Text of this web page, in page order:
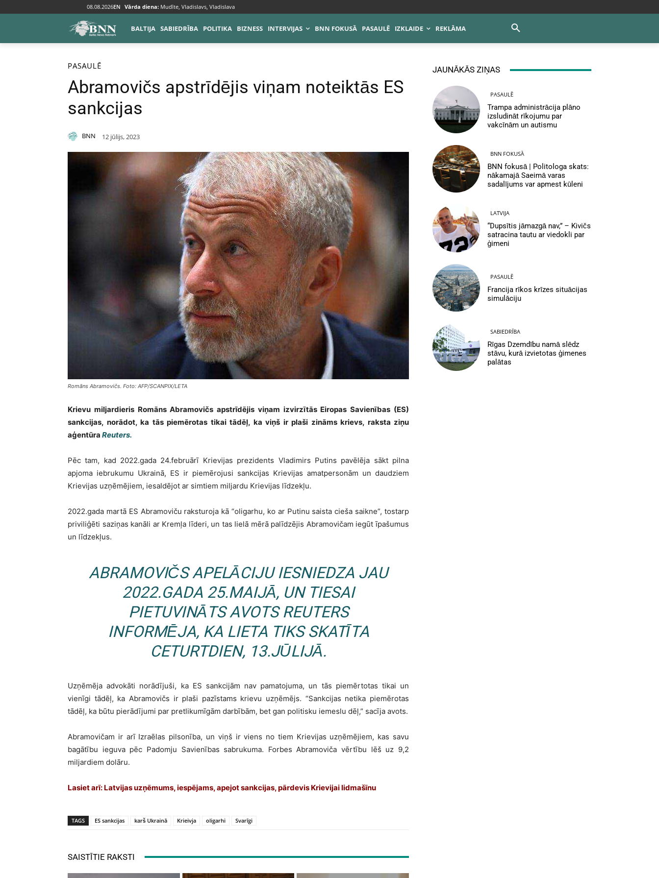
08.08.2026EN Vārda diena: Mudīte, Vladislavs, Vladislava
BALTIJA SABIEDRĪBA POLITIKA BIZNESS INTERVIJAS BNN FOKUSĀ PASAULĒ IZKLAIDE REKLĀMA
Sākums Pasaulē
PASAULĒ
Abramovičs apstrīdējis viņam noteiktās ES
sankcijas
BNN 12 jūlijs, 2023
Romāns Abramovičs. Foto: AFP/SCANPIX/LETA
Krievu miljardieris Romāns Abramovičs apstrīdējis viņam izvirzītās Eiropas Savienības (ES)
sankcijas, norādot, ka tās piemērotas tikai tādēļ, ka viņš ir plaši zināms krievs, raksta ziņu
aģentūra Reuters.
Pēc tam, kad 2022.gada 24.februārī Krievijas prezidents Vladimirs Putins pavēlēja sākt pilna
apjoma iebrukumu Ukrainā, ES ir piemērojusi sankcijas Krievijas amatpersonām un daudziem
Krievijas uzņēmējiem, iesaldējot ar simtiem miljardu Krievijas līdzekļu.
2022.gada martā ES Abramoviču raksturoja kā “oligarhu, ko ar Putinu saista cieša saikne”, tostarp
priviliģēti saziņas kanāli ar Kremļa līderi, un tas lielā mērā palīdzējis Abramovičam iegūt īpašumus
un līdzekļus.
ABRAMOVIČS APELĀCIJU IESNIEDZA JAU
2022.GADA 25.MAIJĀ, UN TIESAI
PIETUVINĀTS AVOTS REUTERS
INFORMĒJA, KA LIETA TIKS SKATĪTA
CETURTDIEN, 13.JŪLIJĀ.
Uzņēmēja advokāti norādījuši, ka ES sankcijām nav pamatojuma, un tās piemērtotas tikai un
vienīgi tādēļ, ka Abramovičs ir plaši pazīstams krievu uzņēmējs. “Sankcijas netika piemērotas
tādēļ, ka būtu pierādījumi par pretlikumīgām darbībām, bet gan politisku iemeslu dēļ,” sacīja avots.
Abramovičam ir arī Izraēlas pilsonība, un viņš ir viens no tiem Krievijas uzņēmējiem, kas savu
bagātību ieguva pēc Padomju Savienības sabrukuma. Forbes Abramoviča vērtību lēš uz 9,2
miljardiem dolāru.
Lasiet arī: Latvijas uzņēmums, iespējams, apejot sankcijas, pārdevis Krievijai lidmašīnu
TAGS ES sankcijas karš Ukrainā Krieivja oligarhi Svarīgi
SAISTĪTIE RAKSTI
JAUNĀKĀS ZIŅAS
PASAULĒ
Trampa administrācija plāno
izsludināt rīkojumu par
vakcīnām un autismu
BNN FOKUSĀ
BNN fokusā | Politologa skats:
nākamajā Saeimā varas
sadalījums var apmest kūleni
LATVIJA
“Dupsītis jāmazgā nav,” – Kivičs
satracina tautu ar viedokli par
ģimeni
PASAULĒ
Francija rīkos krīzes situācijas
simulāciju
SABIEDRĪBA
Rīgas Dzemdību namā slēdz
stāvu, kurā izvietotas ģimenes
palātas